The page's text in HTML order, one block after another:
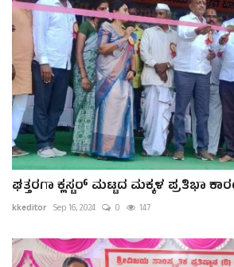
ಘತ್ತರಗಾ ಕ್ಲಸ್ಟರ್ ಮಟ್ಟದ ಮಕ್ಕಳ ಪ್ರತಿಭಾ
kkeditor Sep 16, 2024 0 147